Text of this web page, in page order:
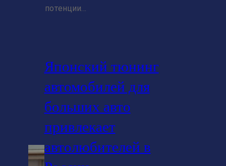
потенции…
Японский тюнинг
автомобилей для
больших авто
привлекает
автолюбителей в